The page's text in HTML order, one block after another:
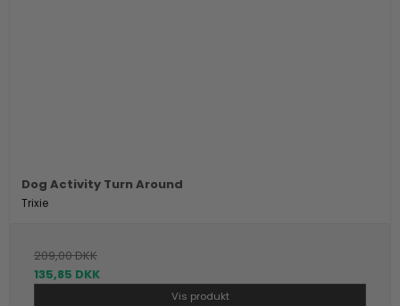
Dog Activity Turn Around
Trixie
209,00 DKK
135,85 DKK
Vis produkt